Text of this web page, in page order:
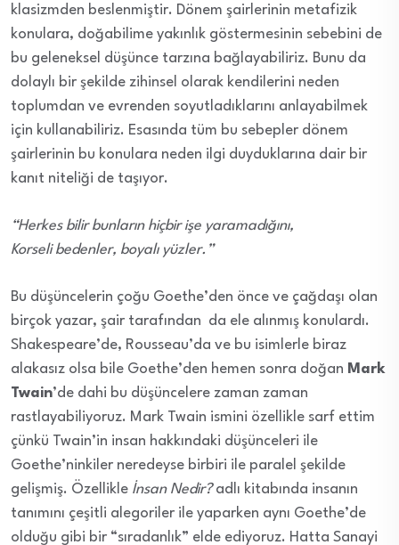
klasizmden beslenmiştir. Dönem şairlerinin metafizik
konulara, doğabilime yakınlık göstermesinin sebebini de
bu geleneksel düşünce tarzına bağlayabiliriz. Bunu da
dolaylı bir şekilde zihinsel olarak kendilerini neden
toplumdan ve evrenden soyutladıklarını anlayabilmek
için kullanabiliriz. Esasında tüm bu sebepler dönem
şairlerinin bu konulara neden ilgi duyduklarına dair bir
kanıt niteliği de taşıyor.
“Herkes bilir bunların hiçbir işe yaramadığını,
Korseli bedenler, boyalı yüzler.”
Bu düşüncelerin çoğu Goethe’den önce ve çağdaşı olan
birçok yazar, şair tarafından da ele alınmış konulardı.
Shakespeare’de, Rousseau’da ve bu isimlerle biraz
alakasız olsa bile Goethe’den hemen sonra doğan Mark
Twain’de dahi bu düşüncelere zaman zaman
rastlayabiliyoruz. Mark Twain ismini özellikle sarf ettim
çünkü Twain’in insan hakkındaki düşünceleri ile
Goethe’ninkiler neredeyse birbiri ile paralel şekilde
gelişmiş. Özellikle İnsan Nedir?adlı kitabında insanın
tanımını çeşitli alegoriler ile yaparken aynı Goethe’de
olduğu gibi bir “sıradanlık” elde ediyoruz. Hatta Sanayi